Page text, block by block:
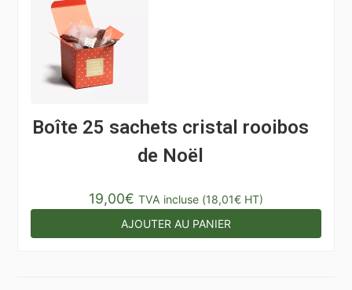
Boîte 25 sachets cristal rooibos
de Noël
19,00€ TVA incluse (18,01€ HT)
AJOUTER AU PANIER